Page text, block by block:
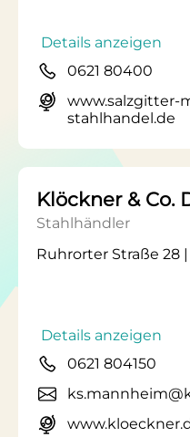
Details anzeigen
0621 80400
www.salzgitter-
stahlhandel.de
Klöckner & Co.
Stahlhändler
Ruhrorter Straße 28
Details anzeigen
0621 804150